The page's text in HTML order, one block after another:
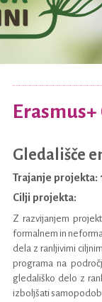
Gledališče
Trajanje projekta:
Cilji projekta:
Z razvijanjem
formalnem in
dela z ranljivimi
programa na
gledališko delo z
izboljšati